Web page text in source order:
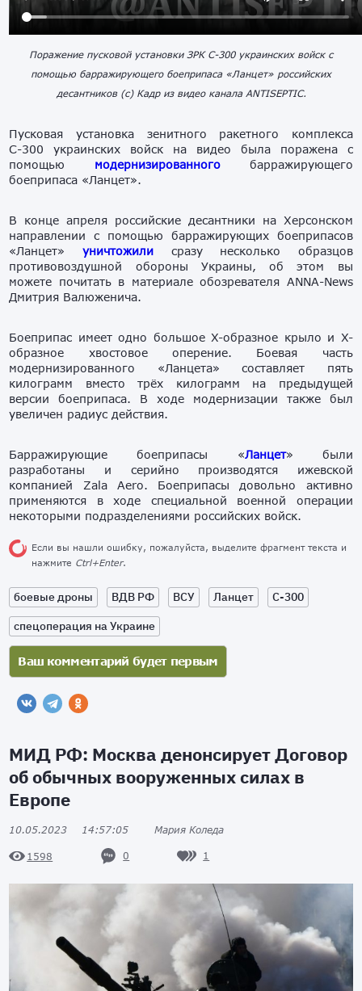
Поражение пусковой установки ЗРК С-300 украинских войск с
помощью барражирующего боеприпаса «Ланцет» российских
десантников (с) Кадр из видео канала ANTISEPTIC.
Пусковая установка зенитного ракетного комплекса
С-300 украинских войск на видео была поражена с
помощью модернизированногобарражирующего
боеприпаса «Ланцет».
В конце апреля российские десантники на Херсонском
направлении с помощью барражирующих боеприпасов
«Ланцет» уничтожилисразу несколько образцов
противовоздушной обороны Украины, об этом вы
можете почитать в материале обозревателя ANNA-News
Дмитрия Валюженича.
Боеприпас имеет одно большое X-образное крыло и X-
образное хвостовое оперение. Боевая часть
модернизированного «Ланцета» составляет пять
килограмм вместо трёх килограмм на предыдущей
версии боеприпаса. В ходе модернизации также был
увеличен радиус действия.
Барражирующие боеприпасы «Ланцет» были
разработаны и серийно производятся ижевской
компанией Zala Aero. Боеприпасы довольно активно
применяются в ходе специальной военной операции
некоторыми подразделениями российских войск.
Если вы нашли ошибку, пожалуйста, выделите фрагмент текста и
нажмите Ctrl+Enter.
боевые дроны ВДВ РФ ВСУ Ланцет
С-300
спецоперация на Украине
МИД РФ: Москва денонсирует Договор
об обычных вооруженных силах в
Европе
10.05.2023 14:57:05 Мария Коледа
1598 0 1